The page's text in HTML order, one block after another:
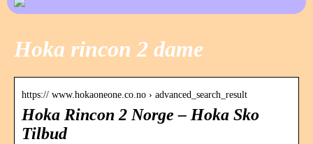
Hoka rincon 2 dame
https:// www.hokaoneone.co.no › advanced_search_result
Hoka Rincon 2 Norge – Hoka Sko
Tilbud